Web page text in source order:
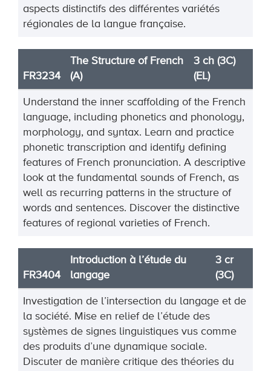
aspects distinctifs des différentes variétés
régionales de la langue française.
FR3234
The Structure of French
(A)
3 ch (3C)
(EL)
Understand the inner scaffolding of the French
language, including phonetics and phonology,
morphology, and syntax. Learn and practice
phonetic transcription and identify defining
features of French pronunciation. A descriptive
look at the fundamental sounds of French, as
well as recurring patterns in the structure of
words and sentences. Discover the distinctive
features of regional varieties of French.
FR3404
Introduction à l’étude du
langage
3 cr
(3C)
Investigation de l’intersection du langage et de
la société. Mise en relief de l’étude des
systèmes de signes linguistiques vus comme
des produits d’une dynamique sociale.
Discuter de manière critique des théories du